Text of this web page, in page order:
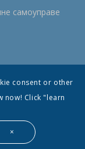
самоуправе
consent or other
now! Click "learn
×